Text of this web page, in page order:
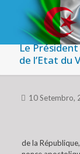
Le
de l’Etat du
10 Setembro,
de la